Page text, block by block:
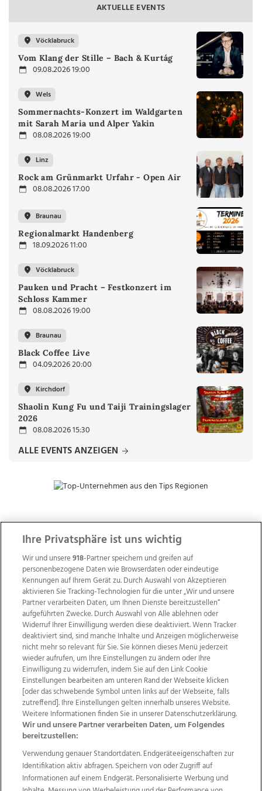
AKTUELLE EVENTS
Vöcklabruck
Vom Klang der Stille – Bach & Kurtág
09.08.2026 19:00
Wels
Sommernachts-Konzert im Waldgarten
mit Sarah Maria und Alper Yakin
08.08.2026 19:00
Linz
Rock am Grünmarkt Urfahr - Open Air
08.08.2026 17:00
Braunau
Regionalmarkt Handenberg
18.09.2026 11:00
Vöcklabruck
Pauken und Pracht – Festkonzert im
Schloss Kammer
08.08.2026 19:00
Braunau
Black Coffee Live
04.09.2026 20:00
Kirchdorf
Shaolin Kung Fu und Taiji Trainingslager
2026
08.08.2026 15:30
ALLE EVENTS ANZEIGEN
ZUR NACHRICHTENÜBERSICHT
Wir über uns Mediadaten Kontakt
Jobs
Datenschutz
Impressum
AGB Anzeigekunden
AGB Website
Ehrenkodex Politische Werbung
Weitere Angebote des Medienhauses Wimmer
TV1 di-mog-i.at OÖNow
Ischler Woche
Ihre Privatsphäre ist uns wichtig
Wir und unsere918-Partner speichern und greifen auf
personenbezogene Daten wie Browserdaten oder eindeutige
Kennungen auf Ihrem Gerät zu. Durch Auswahl von Akzeptieren
aktivieren Sie Tracking-Technologien für die unter „Wir und unsere
Partner verarbeiten Daten, um Ihnen Dienste bereitzustellen“
aufgeführten Zwecke. Durch Auswahl von Alle ablehnen oder
Widerruf Ihrer Einwilligung werden diese deaktiviert. Wenn Tracker
deaktiviert sind, sind manche Inhalte und Anzeigen möglicherweise
nicht mehr so relevant für Sie. Sie können dieses Menü jederzeit
wieder aufrufen, um Ihre Einstellungen zu ändern oder Ihre
Einwilligung zu widerrufen, indem Sie auf den Link Cookie
Einstellungen bearbeiten am unteren Rand der Webseite klicken
[oder das schwebende Symbol unten links auf der Webseite, falls
zutreffend]. Ihre Einstellungen gelten innerhalb unseres Website.
Weitere Informationen finden Sie in unserer Datenschutzerklärung.
Wir und unsere Partner verarbeiten Daten, um Folgendes
bereitzustellen:
Verwendung genauer Standortdaten. Endgeräteeigenschaften zur
Identifikation aktiv abfragen. Speichern von oder Zugriff auf
Informationen auf einem Endgerät. Personalisierte Werbung und